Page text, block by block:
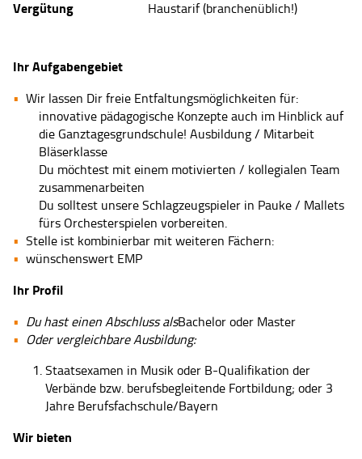
Vergütung Haustarif (branchenüblich!)
Ihr Aufgabengebiet
Wir lassen Dir freie Entfaltungsmöglichkeiten für:
innovative pädagogische Konzepte auch im Hinblick auf
die Ganztagesgrundschule! Ausbildung / Mitarbeit
Bläserklasse
Du möchtest mit einem motivierten / kollegialen Team
zusammenarbeiten
Du solltest unsere Schlagzeugspieler in Pauke / Mallets
fürs Orchesterspielen vorbereiten.
Stelle ist kombinierbar mit weiteren Fächern:
wünschenswert EMP
Ihr Profil
Du hast einen Abschluss alsBachelor oder Master
Oder vergleichbare Ausbildung:
Staatsexamen in Musik oder B-Qualifikation der
Verbände bzw. berufsbegleitende Fortbildung; oder 3
Jahre Berufsfachschule/Bayern
Wir bieten